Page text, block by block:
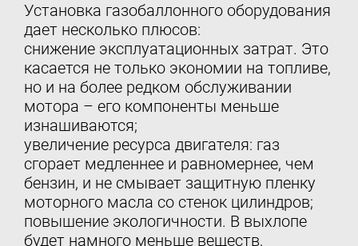
Установка газобаллонного оборудования
дает несколько плюсов:
снижение эксплуатационных затрат. Это
касается не только экономии на топливе,
но и на более редком обслуживании
мотора – его компоненты меньше
изнашиваются;
увеличение ресурса двигателя: газ
сгорает медленнее и равномернее, чем
бензин, и не смывает защитную пленку
моторного масла со стенок цилиндров;
повышение экологичности. В выхлопе
будет намного меньше веществ,